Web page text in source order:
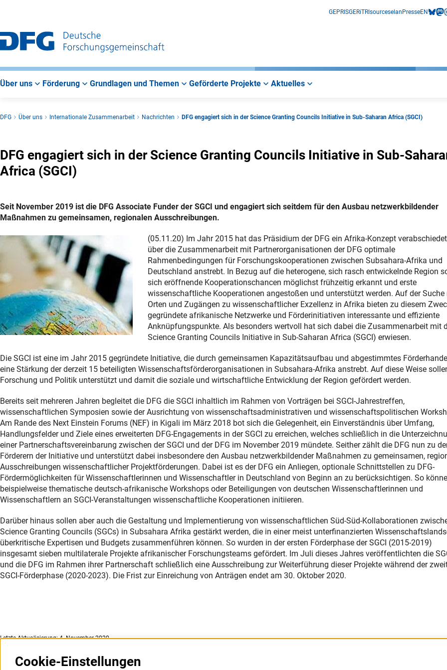
GEPRISGERiTRIsourceselan PresseEN
Über uns Förderung Grundlagen und Themen Geförderte Projekte Aktuelles
DFG Über uns Internationale Zusammenarbeit Nachrichten DFG engagiert sich in der Science Granting Councils Initiative in Sub-Saharan Africa (SGCI)
DFG engagiert sich in der Science Granting Councils Initiative in Sub-
Africa (SGCI)
Seit November 2019 ist die DFG Associate Funder der SGCI und engagiert sich seitdem für den Ausbau netzwerkbildender
Maßnahmen zu gemeinsamen, regionalen Ausschreibungen.
(05.11.20) Im Jahr 2015 hat das Präsidium der DFG ein Afrika-Konzept
über die Zusammenarbeit mit Partnerorganisationen der DFG optimale
Rahmenbedingungen für Forschungskooperationen zwischen Subsahara-Afrika und
Deutschland anstrebt. In Bezug auf die heterogene, sich rasch entwickelnde Region
sich eröffnende Kooperationschancen möglichst frühzeitig erkannt und erste
wissenschaftliche Kooperationen angestoßen und unterstützt werden. Auf der Suche
Orten und Zugängen zu wissenschaftlicher Exzellenz in Afrika bieten zu diesem
gegründete afrikanische Netzwerke und Förderinitiativen interessante und effiziente
Anknüpfungspunkte. Als besonders wertvoll hat sich dabei die Zusammenarbeit mit
Science Granting Councils Initiative in Sub-Saharan Africa (SGCI) erwiesen.
Die SGCI ist eine im Jahr 2015 gegründete Initiative, die durch gemeinsamen Kapazitätsaufbau und abgestimmtes
eine Stärkung der derzeit 15 beteiligten Wissenschaftsförderorganisationen in Subsahara-Afrika anstrebt. Auf diese Weise
Forschung und Politik unterstützt und damit die soziale und wirtschaftliche Entwicklung der Region gefördert werden.
Bereits seit mehreren Jahren begleitet die DFG die SGCI inhaltlich im Rahmen von Vorträgen bei SGCI-Jahrestreffen,
wissenschaftlichen Symposien sowie der Ausrichtung von wissenschaftsadministrativen und wissenschaftspolitischen
Am Rande des Next Einstein Forums (NEF) in Kigali im März 2018 bot sich die Gelegenheit, ein Einverständnis über Umfang,
Handlungsfelder und Ziele eines erweiterten DFG-Engagements in der SGCI zu erreichen, welches schließlich in die
einer Partnerschaftsvereinbarung zwischen der SGCI und der DFG im November 2019 mündete. Seither zählt die DFG nun zu
Förderern der Initiative und unterstützt dabei insbesondere den Ausbau netzwerkbildender Maßnahmen zu gemeinsamen,
Ausschreibungen wissenschaftlicher Projektförderungen. Dabei ist es der DFG ein Anliegen, optionale Schnittstellen zu DFG-
Fördermöglichkeiten für Wissenschaftlerinnen und Wissenschaftler in Deutschland von Beginn an zu berücksichtigen. So
beispielweise thematische deutsch-afrikanische Workshops oder Beteiligungen von deutschen Wissenschaftlerinnen und
Wissenschaftlern an SGCI-Veranstaltungen wissenschaftliche Kooperationen initiieren.
Darüber hinaus sollen aber auch die Gestaltung und Implementierung von wissenschaftlichen Süd-Süd-Kollaborationen
Science Granting Councils (SGCs) in Subsahara Afrika gestärkt werden, die in einer meist unterfinanzierten
überkritische Expertisen und Budgets zusammenführen können. So wurden in der ersten Förderphase der SGCI (2015-2019)
insgesamt sieben multilaterale Projekte afrikanischer Forschungsteams gefördert. Im Juli dieses Jahres veröffentlichten die
und die DFG im Rahmen ihrer Partnerschaft schließlich eine Ausschreibung zur Weiterführung dieser Projekte während der
SGCI-Förderphase (2020-2023). Die Frist zur Einreichung von Anträgen endet am 30. Oktober 2020.
Letzte Aktualisierung: 4. November 2020
Cookie-Einstellungen